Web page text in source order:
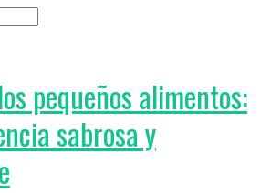
pequeños alimentos:
sabrosa y